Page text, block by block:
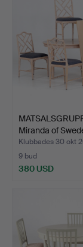
Miranda of
Klubbades 30 okt
9 bud
380 USD